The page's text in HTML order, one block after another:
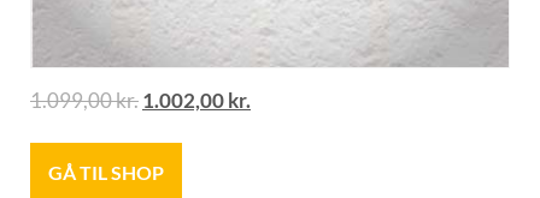
1.099,00kr.1.002,00kr.
GÅ TIL SHOP